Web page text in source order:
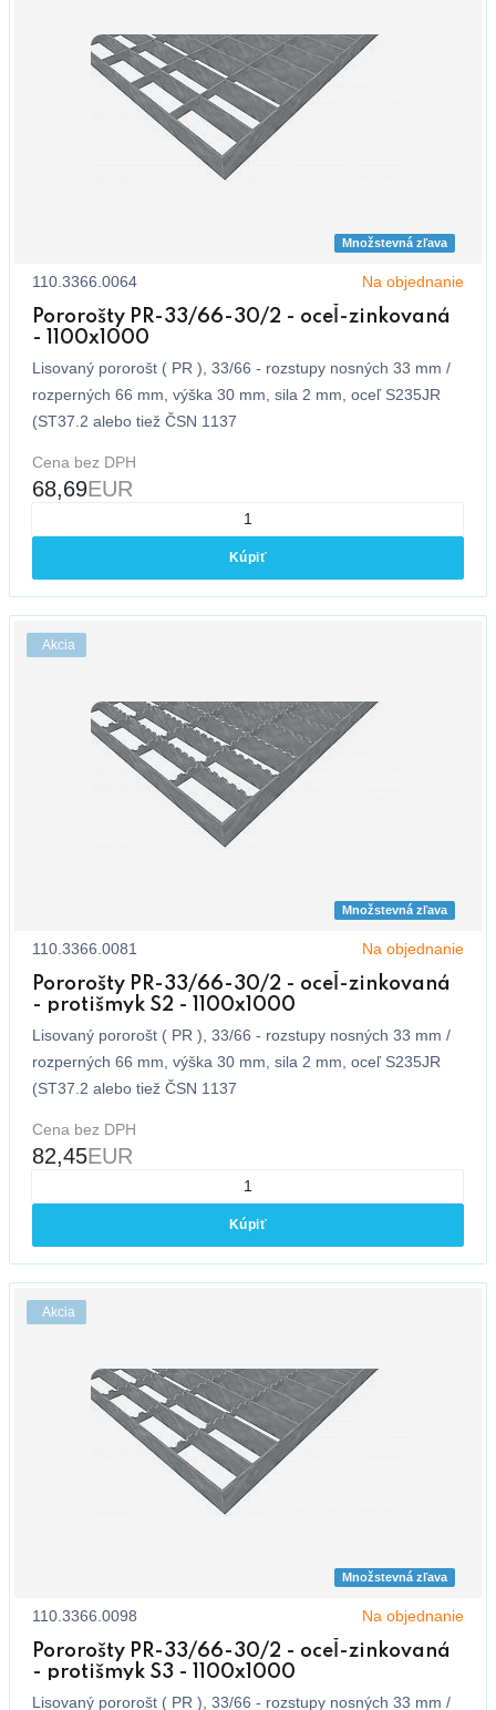
Množstevná zľava
110.3366.0064 Na objednanie
Pororošty PR-33/66-30/2 - oceľ-zinkovaná
- 1100x1000
Lisovaný pororošt ( PR ), 33/66 - rozstupy nosných 33 mm /
rozperných 66 mm, výška 30 mm, sila 2 mm, oceľ S235JR
(ST37.2 alebo tiež ČSN 1137
Cena bez DPH
68,69EUR
Kúpiť
Akcia
Množstevná zľava
110.3366.0081 Na objednanie
Pororošty PR-33/66-30/2 - oceľ-zinkovaná
- protišmyk S2 - 1100x1000
Lisovaný pororošt ( PR ), 33/66 - rozstupy nosných 33 mm /
rozperných 66 mm, výška 30 mm, sila 2 mm, oceľ S235JR
(ST37.2 alebo tiež ČSN 1137
Cena bez DPH
82,45EUR
Kúpiť
Akcia
Množstevná zľava
110.3366.0098 Na objednanie
Pororošty PR-33/66-30/2 - oceľ-zinkovaná
- protišmyk S3 - 1100x1000
Lisovaný pororošt ( PR ), 33/66 - rozstupy nosných 33 mm /